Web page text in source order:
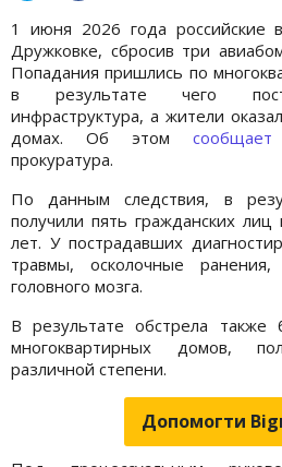
1 июня 2026 года российские
Дружковке, сбросив три
Попадания пришлись по
в результате чего
инфраструктура, а жители
домах. Об этом сообщает
прокуратура.
По данным следствия, в
получили пять гражданских
лет. У пострадавших
травмы, осколочные
головного мозга.
В результате обстрела
многоквартирных домов,
различной степени.
Допомогти